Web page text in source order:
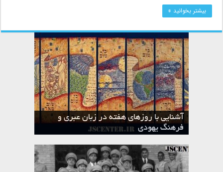
بیشتر بخوانید »
آشنایی با روزهای هفته در زبان عبری و
فرهنگ یهودی
ماه نیسان در تقویم عبری و میراث یهود
تقویم عبری
ماه شواط در تقویم عبری و میراث یهود
ماه طوت در تقویم عبری و میراث یهود
ماه حشوان در تقویم عبری و میراث یهود
ماه تیشری در تقویم عبری و میراث یهود
ماه الول در تقویم عبری و میراث یهود